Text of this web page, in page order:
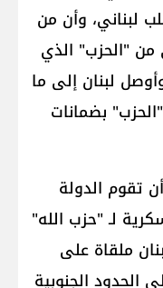
لبناني، وأن من
من "الحزب" الذي
لبنان إلى ما
بضمانات
تقوم الدولة
لـ "حزب الله"
ملقاة على
الحدود الجنوبية